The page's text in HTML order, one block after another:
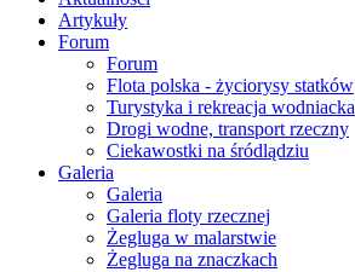
Artykuły
Forum
Forum
Flota polska - życiorysy statków
Turystyka i rekreacja wodniacka
Drogi wodne, transport rzeczny
Ciekawostki na śródlądziu
Galeria
Galeria
Galeria floty rzecznej
Żegluga w malarstwie
Żegluga na znaczkach